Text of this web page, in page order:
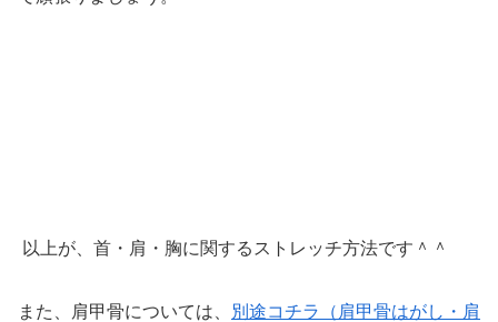
以上が、首・肩・胸に関するストレッチ方法です＾＾
また、肩甲骨については、
別途コチラ（肩甲骨はがし・肩